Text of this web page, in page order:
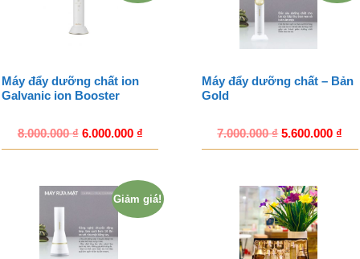
Máy đẩy dưỡng chất ion
Galvanic ion Booster
8.000.000₫ 6.000.000 ₫
Máy đẩy dưỡng chất – Bản
Gold
7.000.000₫ 5.600.000 ₫
Giảm giá!